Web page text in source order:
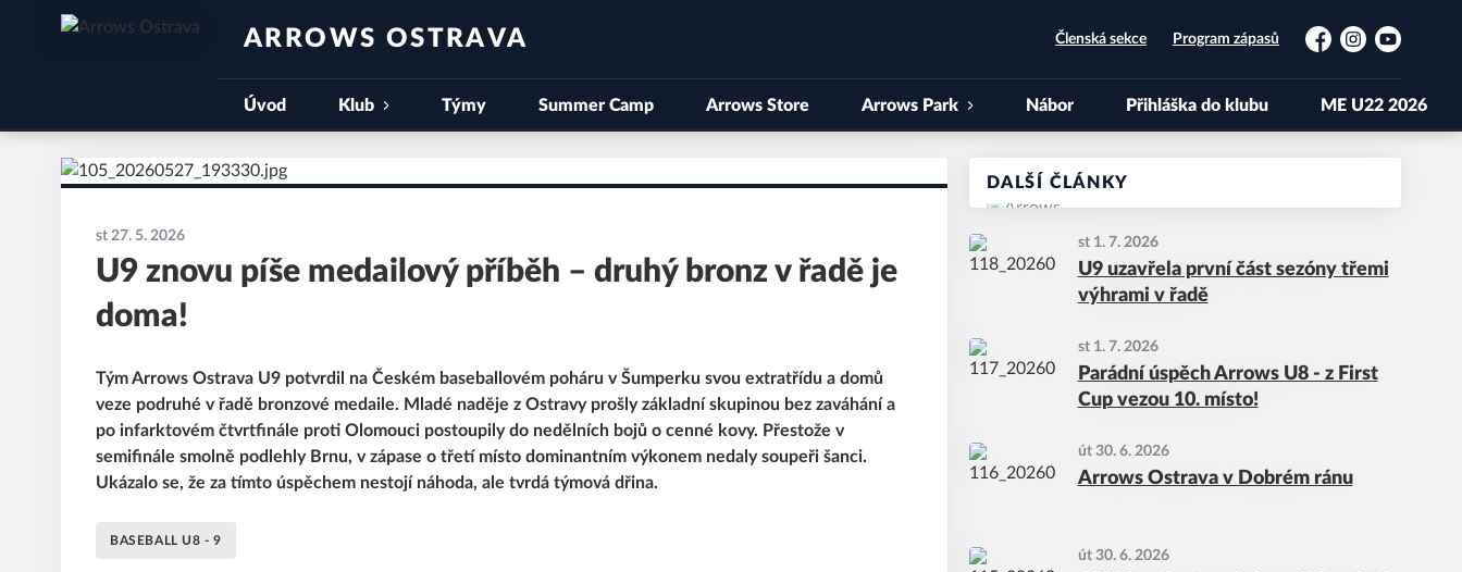
ARROWS OSTRAVA Členská sekce Program zápasů
FacebookInstagramYouTube
Úvod Klub Týmy Summer Camp Arrows Store Arrows Park Nábor Přihláška do klubu ME U22 2026
DALŠÍ ČLÁNKY
st 1. 7. 2026
U9 uzavřela první část sezóny třemi
výhrami v řadě
st 1. 7. 2026
Parádní úspěch Arrows U8 - z First
Cup vezou 10. místo!
út 30. 6. 2026
Arrows Ostrava v Dobrém ránu
út 30. 6. 2026
st 27. 5. 2026
U9 znovu píše medailový příběh – druhý bronz v řadě je
doma!
Tým Arrows Ostrava U9 potvrdil na Českém baseballovém poháru v Šumperku svou extratřídu a domů
veze podruhé v řadě bronzové medaile. Mladé naděje z Ostravy prošly základní skupinou bez zaváhání a
po infarktovém čtvrtfinále proti Olomouci postoupily do nedělních bojů o cenné kovy. Přestože v
semifinále smolně podlehly Brnu, v zápase o třetí místo dominantním výkonem nedaly soupeři šanci.
Ukázalo se, že za tímto úspěchem nestojí náhoda, ale tvrdá týmová dřina.
BASEBALL U8 - 9